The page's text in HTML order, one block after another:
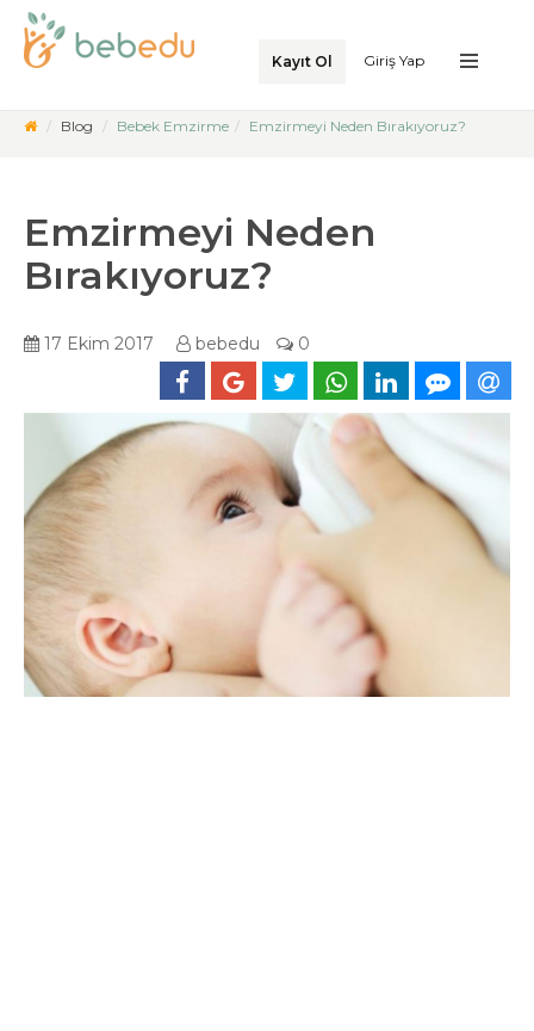
Kayıt Ol Giriş Yap
Blog Bebek Emzirme Emzirmeyi Neden Bırakıyoruz?
Emzirmeyi Neden
Bırakıyoruz?
17 Ekim 2017 bebedu 0